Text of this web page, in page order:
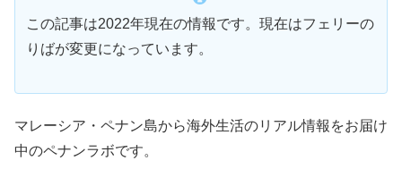
この記事は2022年現在の情報です。現在はフェリーの
りばが変更になっています。
マレーシア・ペナン島から海外生活のリアル情報をお届け
中のペナンラボです。